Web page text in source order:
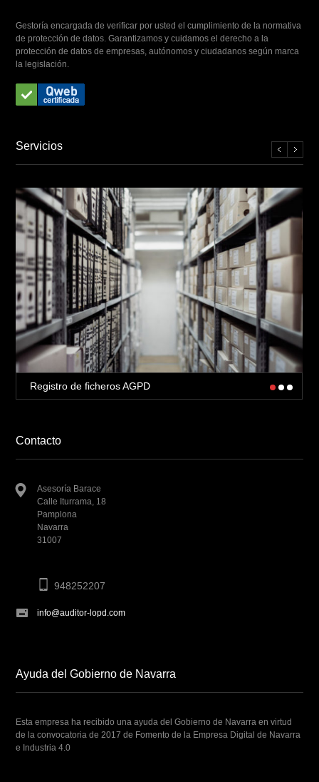
Gestoría encargada de verificar por usted el cumplimiento de la normativa
de protección de datos. Garantizamos y cuidamos el derecho a la
protección de datos de empresas, autónomos y ciudadanos según marca
la legislación.
Servicios
Registro de ficheros AGPD
Contacto
Asesoría Barace
Calle Iturrama, 18
Pamplona
Navarra
31007
948252207
info@auditor-lopd.com
Ayuda del Gobierno de Navarra
Esta empresa ha recibido una ayuda del Gobierno de Navarra en virtud
de la convocatoria de 2017 de Fomento de la Empresa Digital de Navarra
e Industria 4.0